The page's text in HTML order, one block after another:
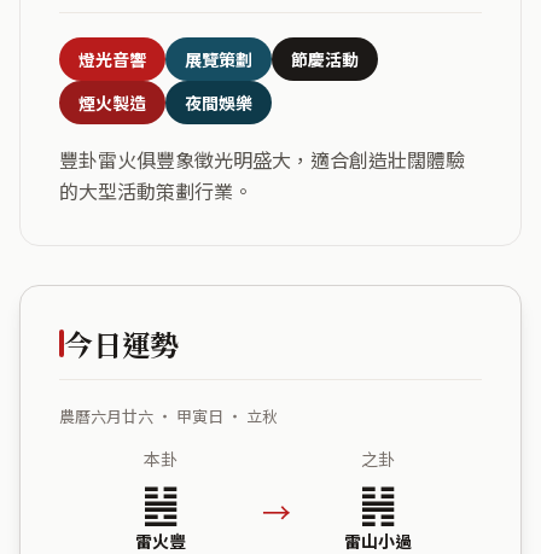
燈光音響 展覽策劃
節慶活動
煙火製造
夜間娛樂
豐卦雷火俱豐象徵光明盛大，適合創造壯闊體驗
的大型活動策劃行業。
今日運勢
農曆六月廿六 ・ 甲寅日 ・ 立秋
本卦
䷶
雷火豐
→
之卦
䷽
雷山小過